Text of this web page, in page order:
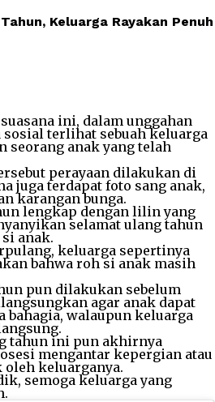
Keluarga Rayakan Penuh
ini, dalam unggahan
terlihat sebuah keluarga
seorang anak yang telah
perayaan dilakukan di
juga terdapat foto sang anak,
karangan bunga.
lengkap dengan lilin yang
selamat ulang tahun
anak.
keluarga sepertinya
bahwa roh si anak masih
pun dilakukan sebelum
agar anak dapat
bahagia, walaupun keluarga
tahun ini pun akhirnya
mengantar kepergian atau
keluarganya.
semoga keluarga yang